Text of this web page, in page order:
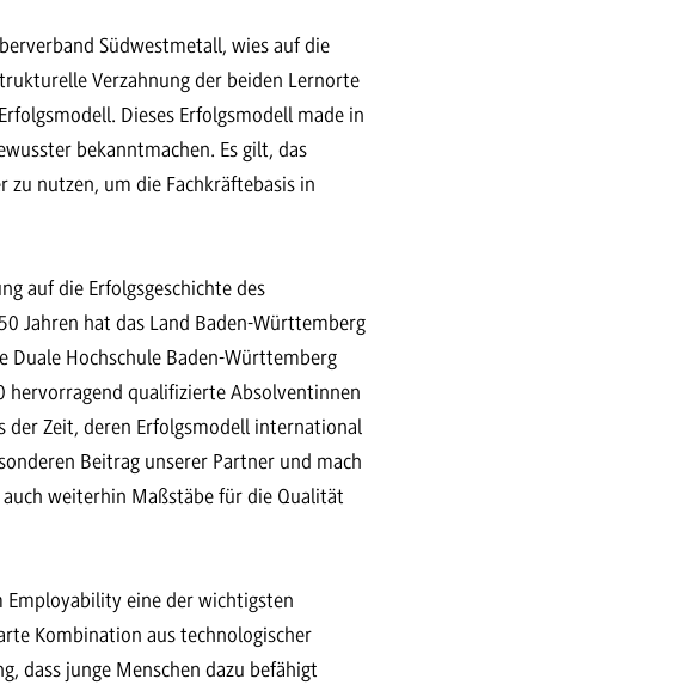
Südwestmetall, wies auf die
Verzahnung der beiden Lernorte
Dieses Erfolgsmodell made in
bekanntmachen. Es gilt, das
nutzen, um die Fachkräftebasis in
auf die Erfolgsgeschichte des
Jahren hat das Land Baden-Württemberg
Duale Hochschule Baden-Württemberg
hervorragend qualifizierte Absolventinnen
der Zeit, deren Erfolgsmodell international
Beitrag unserer Partner und mach
weiterhin Maßstäbe für die Qualität
Employability eine der wichtigsten
Kombination aus technologischer
dass junge Menschen dazu befähigt